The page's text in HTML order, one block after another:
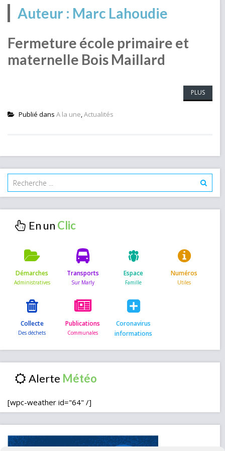
Auteur : Marc Lahoudie
Fermeture école primaire et
maternelle Bois Maillard
PLUS
Publié dans A la une,Actualités
En un
Démarches Transports Espace Numéros
Collecte Publications
Coronavirus
informations
Alerte
[wpc-weather id="64" /]